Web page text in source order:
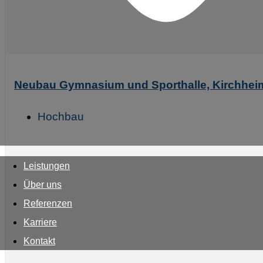
Leistungen
Über uns
Referenzen
Karriere
Kontakt
Neubau Gymnasium und Sporthalle,
Hochbau